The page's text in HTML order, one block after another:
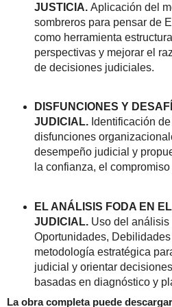
JUSTICIA. Aplicación del
sombreros para pensar de
como herramienta
perspectivas y mejorar el
de decisiones judiciales.
DISFUNCIONES Y
JUDICIAL.Identificación
disfunciones
desempeño judicial y
la confianza, el
EL ANÁLISIS FODA EN
JUDICIAL. Uso del análisis
Oportunidades,
metodología estratégica
judicial y orientar
basadas en diagnóstico y
La obra completa puede